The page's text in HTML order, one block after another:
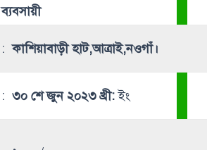
ব্যবসায়ী
:কাশিয়াবাড়ী হাট,আত্রাই,নওগাঁ।
: ৩০ শে জুন ২০২৩ খ্রী:ইং